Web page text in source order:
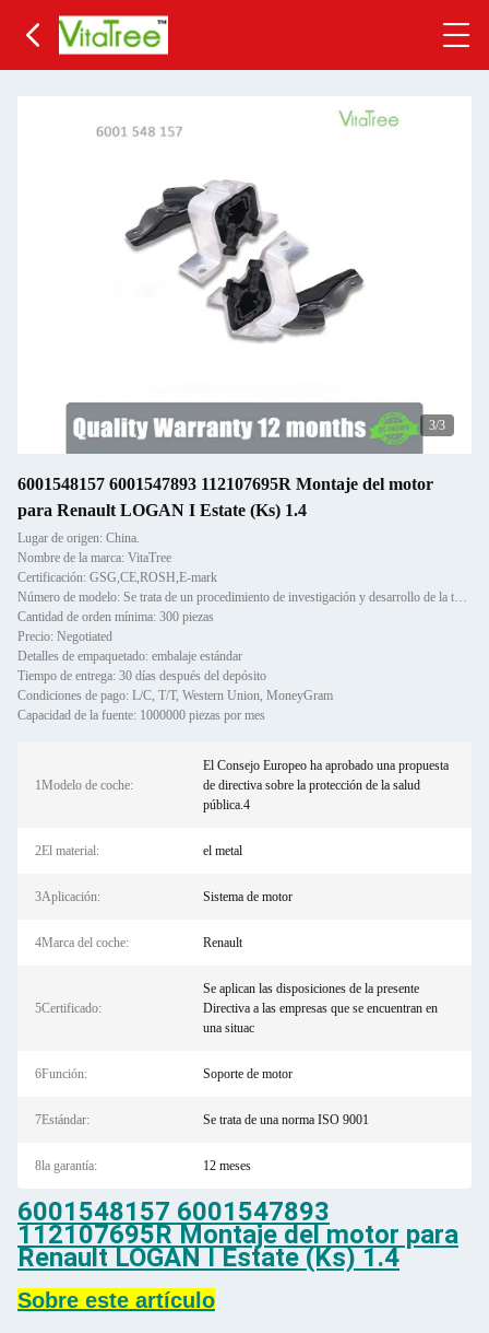
3/3
6001548157 6001547893 112107695R Montaje del motor
para Renault LOGAN I Estate (Ks) 1.4
Lugar de origen: China.
Nombre de la marca: VitaTree
Certificación: GSG,CE,ROSH,E-mark
Número de modelo: Se trata de un procedimiento de investigación y desarrollo de la tecnología.
Cantidad de orden mínima: 300 piezas
Precio: Negotiated
Detalles de empaquetado: embalaje estándar
Tiempo de entrega: 30 días después del depósito
Condiciones de pago: L/C, T/T, Western Union, MoneyGram
Capacidad de la fuente: 1000000 piezas por mes
1Modelo de coche:
El Consejo Europeo ha aprobado una propuesta
de directiva sobre la protección de la salud
pública.4
2El material: el metal
3Aplicación: Sistema de motor
4Marca del coche: Renault
5Certificado:
Se aplican las disposiciones de la presente
Directiva a las empresas que se encuentran en
una situac
6Función: Soporte de motor
7Estándar: Se trata de una norma ISO 9001
8la garantía: 12 meses
6001548157 6001547893
112107695R Montaje del motor para
Renault LOGAN I Estate (Ks) 1.4
Sobre este artículo